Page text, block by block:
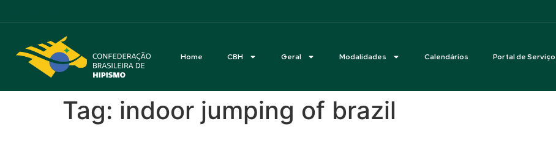
Home CBH Geral Modalidades Calendários Portal de
Tag: indoor jumping of brazil